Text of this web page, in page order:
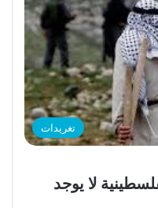
تغريدات
لا يوجد